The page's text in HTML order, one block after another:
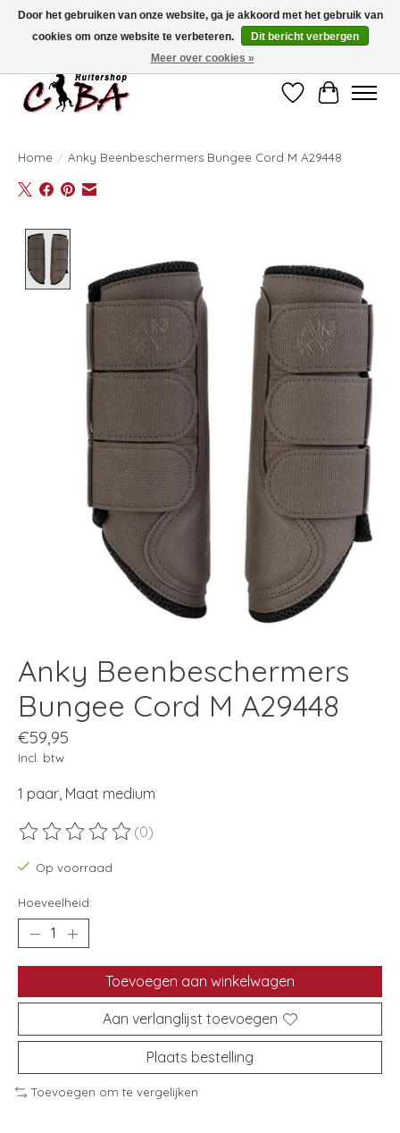
Bij vragen kan u ons contacteren op het nummer 011/60.67.34 ofciba@skynet.be
Ambachtstraat 22 A, 3530 Helchteren
Verlanglijst
Home / Anky Beenbeschermers Bungee Cord M A29448
Anky Beenbeschermers
Bungee Cord M A29448
€59,95
Incl. btw
1 paar, Maat medium
De beoordeling van dit product is
(0)
Op voorraad
Hoeveelheid:
Toevoegen aan winkelwagen
Aan verlanglijst toevoegen
Plaats bestelling
Toevoegen om te vergelijken
Door het gebruiken van onze website, ga je akkoord met het gebruik van
cookies om onze website te verbeteren.
Dit bericht verbergen
Meer over cookies »